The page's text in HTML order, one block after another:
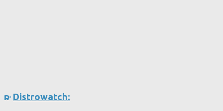
Distrowatch: